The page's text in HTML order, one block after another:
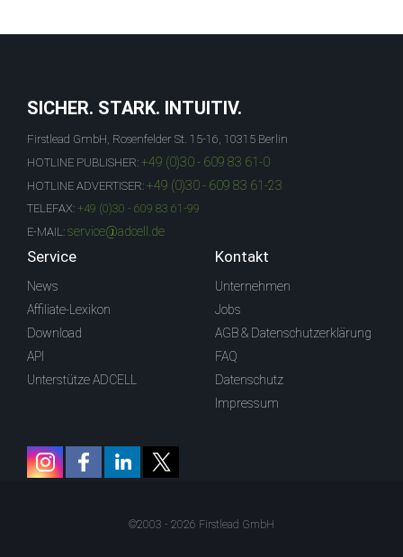
SICHER. STARK. INTUITIV.
Firstlead GmbH, Rosenfelder St. 15-16, 10315 Berlin
HOTLINE PUBLISHER: +49 (0)30 - 609 83 61-0
HOTLINE ADVERTISER: +49 (0)30 - 609 83 61-23
TELEFAX: +49 (0)30 - 609 83 61-99
E-MAIL: service@adcell.de
Service
News
Affiliate-Lexikon
Download
API
Unterstütze ADCELL
Kontakt
Unternehmen
Jobs
AGB & Datenschutzerklärung
FAQ
Datenschutz
Impressum
©2003 - 2026 Firstlead GmbH